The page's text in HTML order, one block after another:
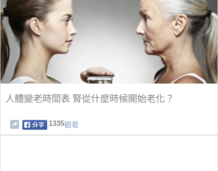
人體變老時間表 腎從什麼時候開始老化？
1335觀看